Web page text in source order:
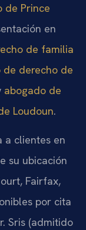
de Prince
en
de familia
de derecho de
abogado de
Loudoun.
a clientes en
su ubicación
Fairfax,
por cita
Sris (admitido